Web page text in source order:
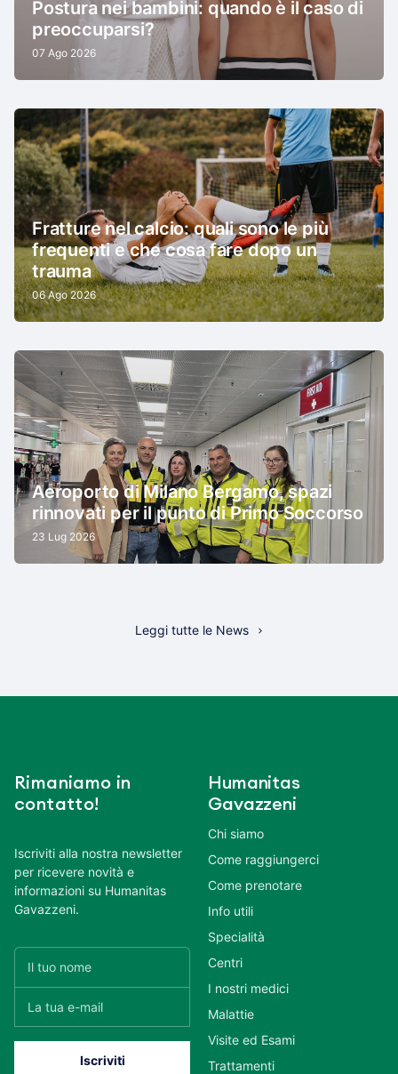
Postura nei bambini: quando è il caso di
preoccuparsi?
07 Ago 2026
Fratture nel calcio: quali sono le più
frequenti e che cosa fare dopo un
trauma
06 Ago 2026
Aeroporto di Milano Bergamo, spazi
rinnovati per il punto di Primo Soccorso
23 Lug 2026
Leggi tutte le News
Rimaniamo in
contatto!
Iscriviti alla nostra newsletter
per ricevere novità e
informazioni su Humanitas
Gavazzeni.
Humanitas
Gavazzeni
Chi siamo
Come raggiungerci
Come prenotare
Info utili
Specialità
Centri
I nostri medici
Malattie
Visite ed Esami
Trattamenti